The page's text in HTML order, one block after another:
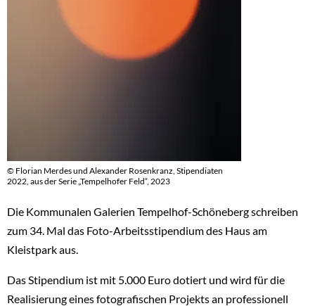
© Florian Merdes und Alexander Rosenkranz, Stipendiaten
2022, aus der Serie „Tempelhofer Feld“, 2023
Die Kommunalen Galerien Tempelhof-Schöneberg schreiben
zum 34. Mal das Foto-Arbeitsstipendium des Haus am
Kleistpark aus.
Das Stipendium ist mit 5.000 Euro dotiert und wird für die
Realisierung eines fotografischen Projekts an professionell